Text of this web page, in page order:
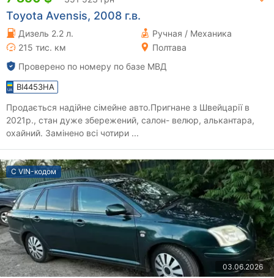
Toyota Avensis, 2008 г.в.
Дизель 2.2 л.
Ручная / Механика
215 тис. км
Полтава
Проверено по номеру по базе МВД
BI4453HA
Продається надійне сімейне авто.Пригнане з Швейцарії в
2021р., стан дуже збережений, салон- велюр, алькантара,
охайний. Замінено всі чотири ...
С VIN-кодом
03.06.2026